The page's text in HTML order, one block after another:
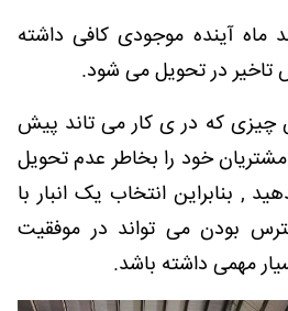
ماه آینده موجودی کافی داشته
در تحویل می شود.
چیزی که در ی کار می تاند پیش
خود را بخاطر عدم تحویل
, بنابراین انتخاب یک انبار با
بودن می تواند در موفقیت
مهمی داشته باشد.